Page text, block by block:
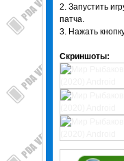
2. Запустить
патча.
3. Нажать
Скриншоты: